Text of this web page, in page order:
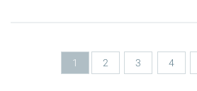
1 2 3 4